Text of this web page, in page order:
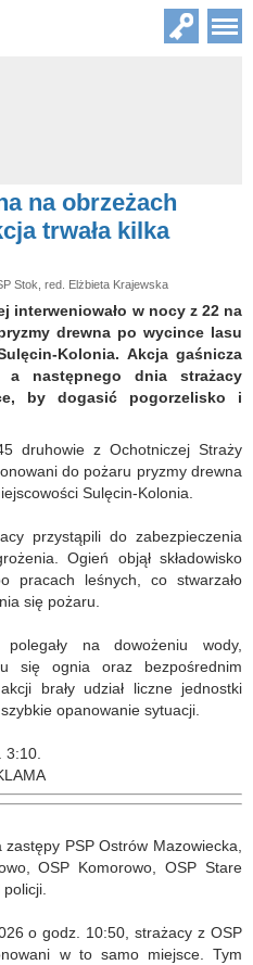
na obrzeżach
trwała kilka
Stok, red. Elżbieta Krajewska
interweniowało w nocy z 22 na
drewna po wycince lasu
Kolonia. Akcja gaśnicza
a następnego dnia strażacy
by dogasić pogorzelisko i
druhowie z Ochotniczej Straży
do pożaru pryzmy drewna
Sulęcin-Kolonia.
przystąpili do zabezpieczenia
Ogień objął składowisko
pracach leśnych, co stwarzało
się pożaru.
polegały na dowożeniu wody,
się ognia oraz bezpośrednim
brały udział liczne jednostki
opanowanie sytuacji.
3:10.
zastępy PSP Ostrów Mazowiecka,
OSP Komorowo, OSP Stare
o godz. 10:50, strażacy z OSP
w to samo miejsce. Tym